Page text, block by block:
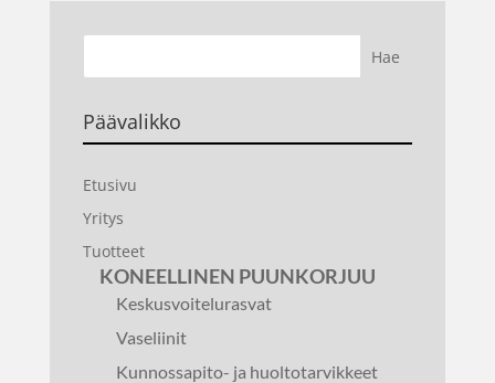
Päävalikko
Etusivu
Yritys
Tuotteet
KONEELLINEN PUUNKORJUU
Keskusvoitelurasvat
Vaseliinit
Kunnossapito- ja huoltotarvikkeet